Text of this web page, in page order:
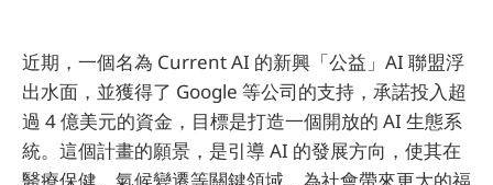
近期，一個名為 Current AI 的新興「公益」AI 聯盟浮
出水面，並獲得了 Google 等公司的支持，承諾投入超
過 4 億美元的資金，目標是打造一個開放的 AI 生態系
統。這個計畫的願景，是引導 AI 的發展方向，使其在